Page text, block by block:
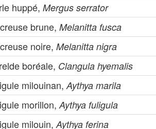
huppé,Mergus serrator
brune,Melanitta fusca
noire,Melanitta nigra
boréale, Clangula hyemalis
milouinan,Aythya marila
morillon,Aythya fuligula
milouin,Aythya ferina